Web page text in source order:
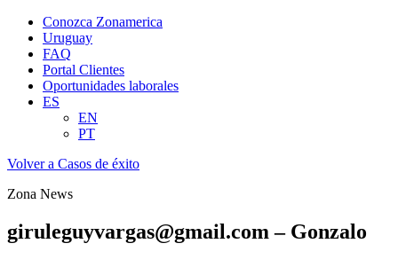
Conozca Zonamerica
Uruguay
FAQ
Portal Clientes
Oportunidades laborales
ES
EN
PT
Volver a Casos de éxito
Zona News
giruleguyvargas@gmail.com – Gonzalo